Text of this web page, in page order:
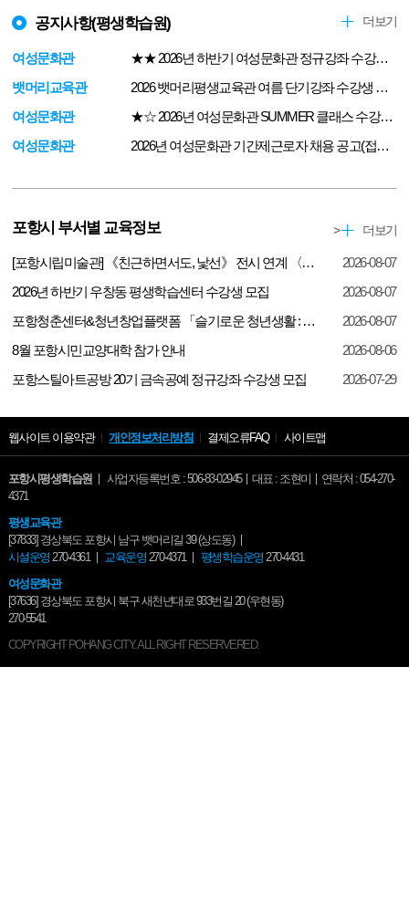
공지사항(평생학습원)
여성문화관
★★ 2026년 하반기 여성문화관 정규강좌 수강생 모집(2026.7.30.~8.3.) ★★
뱃머리교육관
2026 뱃머리평생교육관 여름 단기강좌 수강생 모집
여성문화관
★☆ 2026년 여성문화관 SUMMER 클래스 수강생 모집(접수 6/24 ~ 6/30)
여성문화관
2026년 여성문화관 기간제근로자 채용 공고(접수 6/18~6/22일)
더보기
포항시 부서별 교육정보
[포항시립미술관] 《친근하면서도, 낯선》 전시 연계 〈안효찬 작가와 함께하는미완의 도시 깨우기〉발달장애 학생 대상 교육 프로그램 운영 안내
2026-08-07
2026년 하반기 우창동 평생학습센터 수강생 모집
2026-08-07
포항청춘센터&청년창업플랫폼 「슬기로운 청년생활 : 건강편」 수강생 모집
2026-08-07
8월 포항시민교양대학 참가 안내
2026-08-06
포항스틸아트공방 20기 금속공예 정규강좌 수강생 모집
2026-07-29
> 더보기
웹사이트 이용약관 개인정보처리방침 결제오류FAQ 사이트맵
포항시평생학습원 사업자등록번호 : 506-83-02945 대표 : 조현미
연락처 : 054-270-
4371
평생교육관
[37833] 경상북도 포항시 남구 뱃머리길 39 (상도동)
시설운영 270-4361 교육운영 270-4371 평생학습운영 270-4431
여성문화관
[37636] 경상북도 포항시 북구 새천년대로 933번길 20 (우현동)
270-5541
COPYRIGHT POHANG CITY. ALL RIGHT RESERVERED.